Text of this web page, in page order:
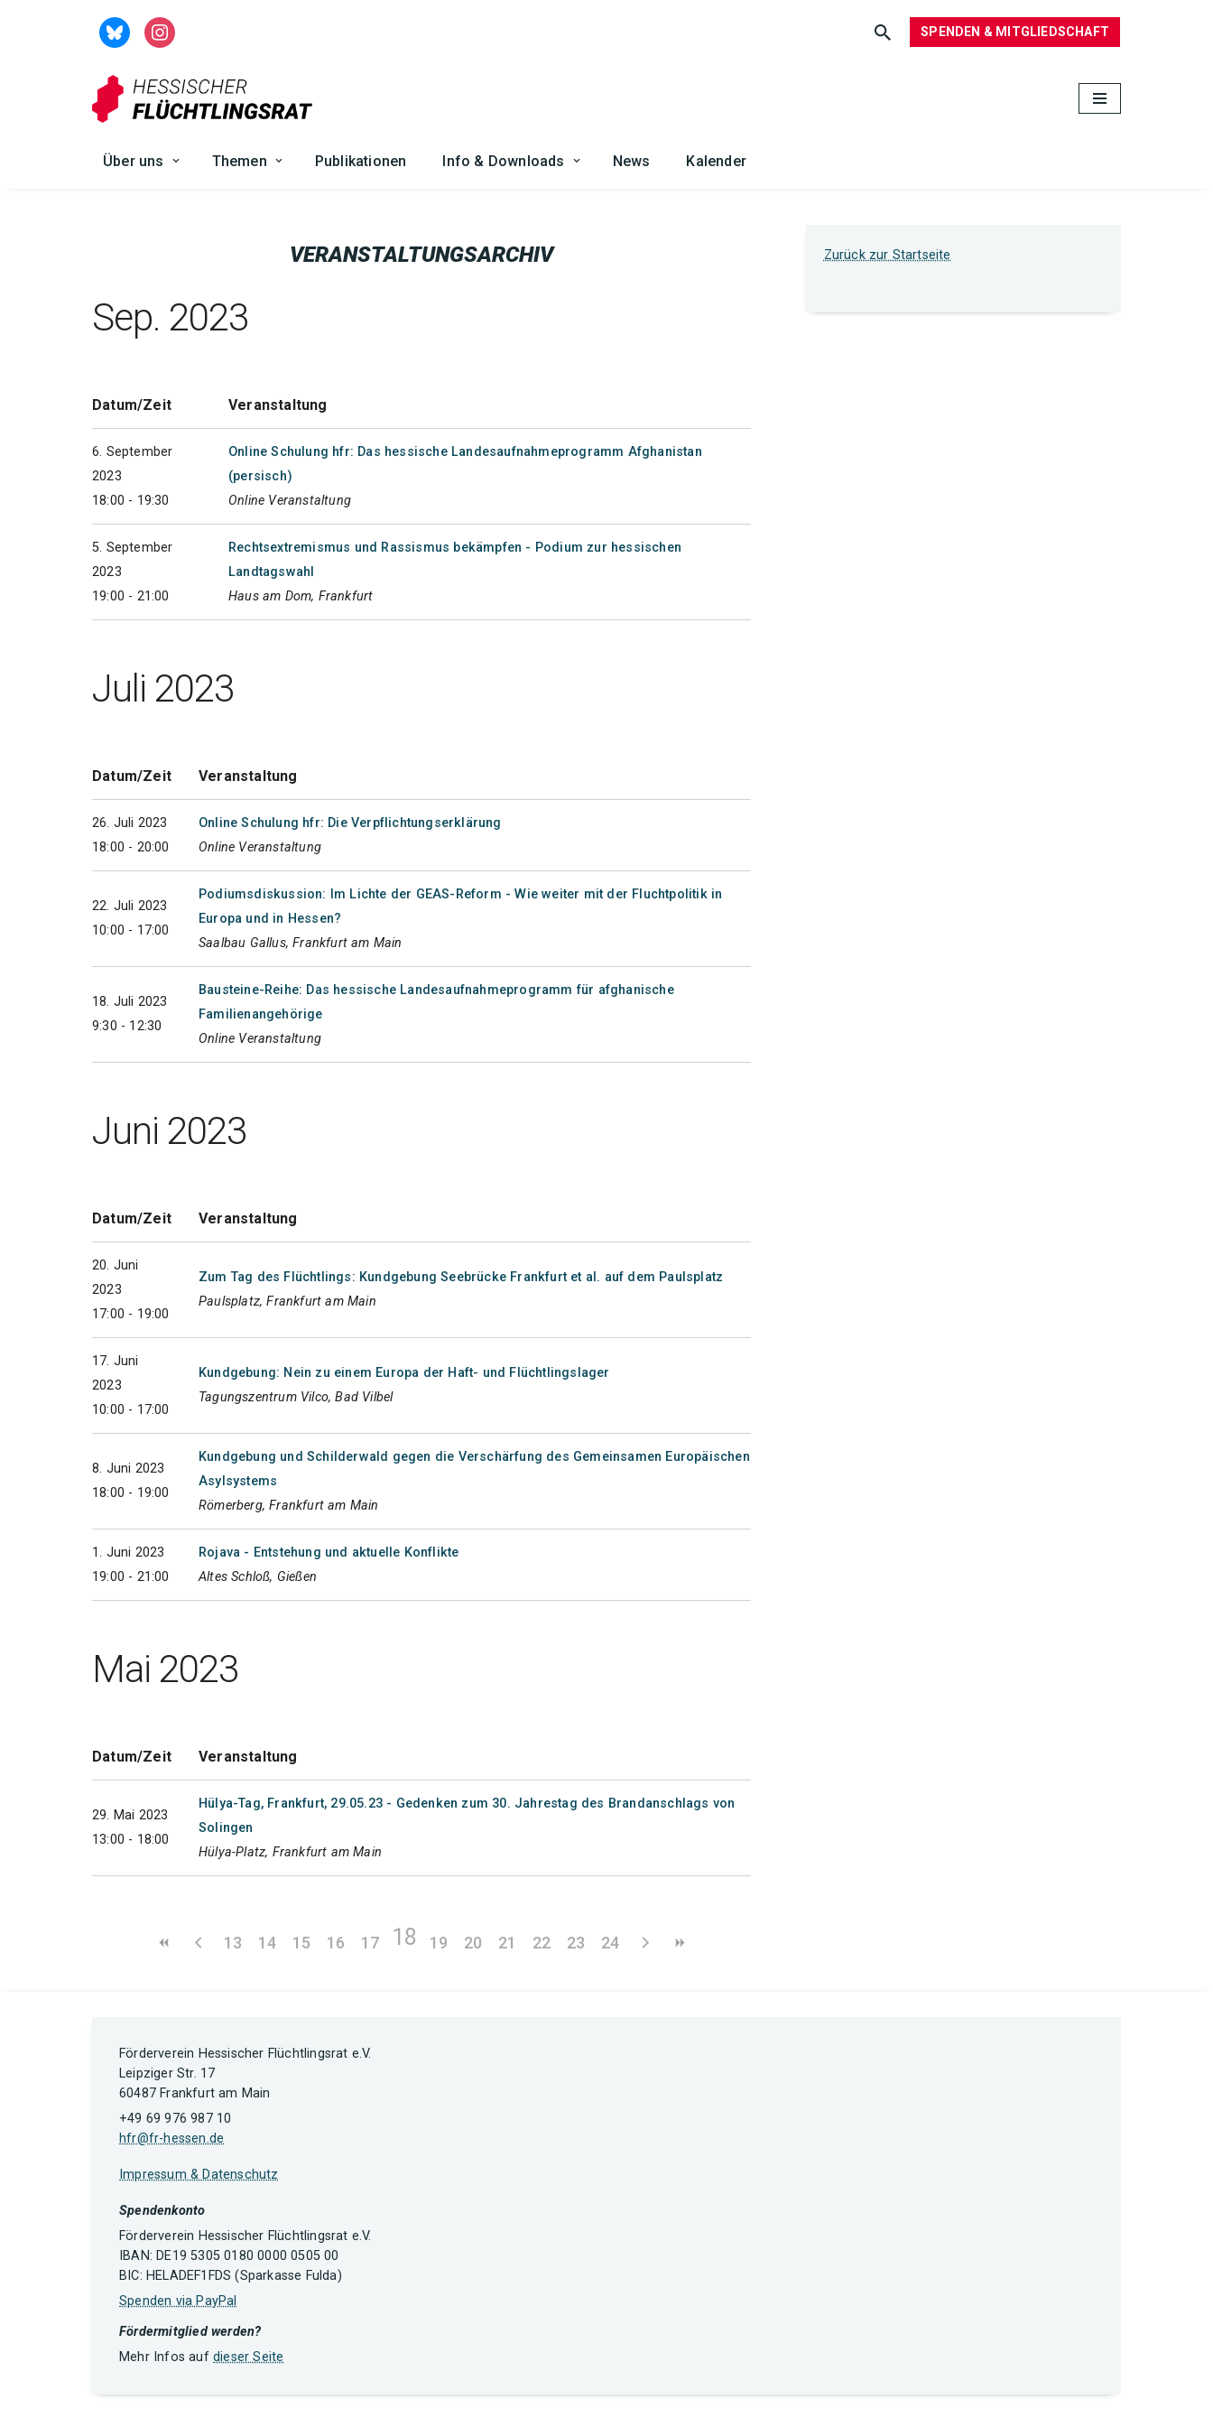
SPENDEN & MITGLIEDSCHAFT
Über uns Themen Publikationen Info & Downloads News Kalender
VERANSTALTUNGSARCHIV
Sep. 2023
Datum/Zeit Veranstaltung
6. September
2023
18:00 - 19:30
Online Schulung hfr: Das hessische Landesaufnahmeprogramm Afghanistan
(persisch)
Online Veranstaltung
5. September
2023
19:00 - 21:00
Rechtsextremismus und Rassismus bekämpfen - Podium zur hessischen
Landtagswahl
Haus am Dom, Frankfurt
Juli 2023
Datum/Zeit Veranstaltung
26. Juli 2023
18:00 - 20:00
Online Schulung hfr: Die Verpflichtungserklärung
Online Veranstaltung
22. Juli 2023
10:00 - 17:00
Podiumsdiskussion: Im Lichte der GEAS-Reform - Wie weiter mit der Fluchtpolitik in
Europa und in Hessen?
Saalbau Gallus, Frankfurt am Main
18. Juli 2023
9:30 - 12:30
Bausteine-Reihe: Das hessische Landesaufnahmeprogramm für afghanische
Familienangehörige
Online Veranstaltung
Juni 2023
Datum/Zeit Veranstaltung
20. Juni
2023
17:00 - 19:00
Zum Tag des Flüchtlings: Kundgebung Seebrücke Frankfurt et al. auf dem Paulsplatz
Paulsplatz, Frankfurt am Main
17. Juni
2023
10:00 - 17:00
Kundgebung: Nein zu einem Europa der Haft- und Flüchtlingslager
Tagungszentrum Vilco, Bad Vilbel
8. Juni 2023
18:00 - 19:00
Kundgebung und Schilderwald gegen die Verschärfung des Gemeinsamen Europäischen
Asylsystems
Römerberg, Frankfurt am Main
1. Juni 2023
19:00 - 21:00
Rojava - Entstehung und aktuelle Konflikte
Altes Schloß, Gießen
Mai 2023
Datum/Zeit Veranstaltung
29. Mai 2023
13:00 - 18:00
Hülya-Tag, Frankfurt, 29.05.23 - Gedenken zum 30. Jahrestag des Brandanschlags von
Solingen
Hülya-Platz, Frankfurt am Main
13 14 15 16 17 18 19 20 21 22 23 24
Zurück zur Startseite
Förderverein Hessischer Flüchtlingsrat e.V.
Leipziger Str. 17
60487 Frankfurt am Main
+49 69 976 987 10
hfr@fr-hessen.de
Impressum & Datenschutz
Spendenkonto
Förderverein Hessischer Flüchtlingsrat e.V.
IBAN: DE19 5305 0180 0000 0505 00
BIC: HELADEF1FDS (Sparkasse Fulda)
Spenden via PayPal
Fördermitglied werden?
Mehr Infos auf dieser Seite